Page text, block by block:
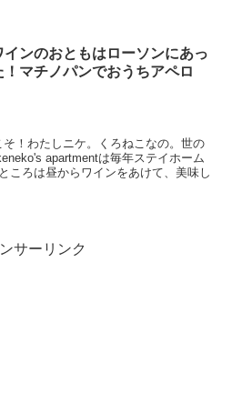
インのおともはローソンにあっ
！マチノパンでおうちアペロ
！わたしニケ。くろねこなの。世の
apartmentは毎年ステイホーム
ころは昼からワインをあけて、美味し
サーリンク